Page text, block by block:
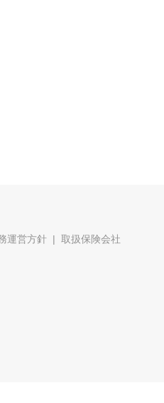
運営方針 取扱保険会社